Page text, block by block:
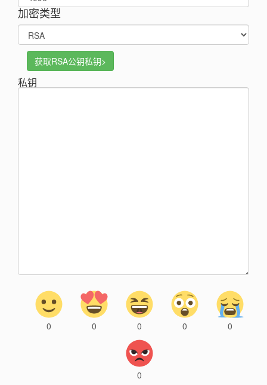
加密类型
获取RSA公钥私钥>
私钥
0 0 0 0 0
0